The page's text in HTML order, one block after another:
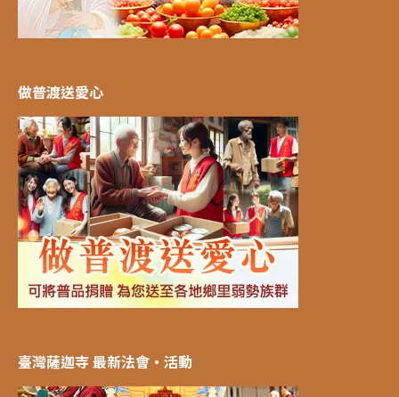
做普渡送愛心
臺灣薩迦寺 最新法會‧活動